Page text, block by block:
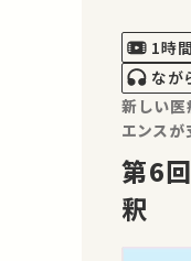
1時
なが
新しい
エンスが
第6回 臨床試験の実施と解
釈